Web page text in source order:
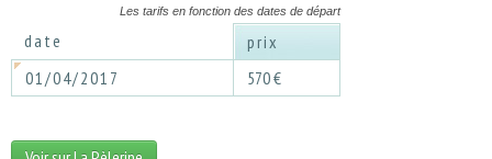
Les tarifs en fonction des dates de départ
date
prix
01/04/2017
570 €